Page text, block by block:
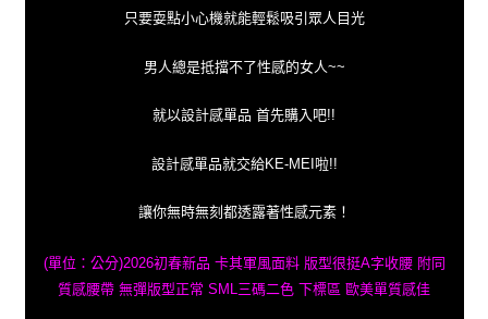
只要耍點小心機就能輕鬆吸引眾人目光
男人總是抵擋不了性感的女人~~
就以設計感單品 首先購入吧!!
設計感單品就交給KE-MEI啦!!
讓你無時無刻都透露著性感元素！
(單位：公分)2026初春新品 卡其軍風面料 版型很挺A字收腰 附同
質感腰帶 無彈版型正常 SML三碼二色 下標區 歐美單質感佳